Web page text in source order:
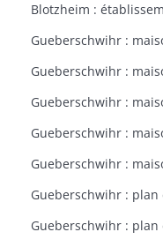
Blotzheim :
Gueberschwihr :
Gueberschwihr :
Gueberschwihr :
Gueberschwihr :
Gueberschwihr :
Gueberschwihr : plan
Gueberschwihr : plan